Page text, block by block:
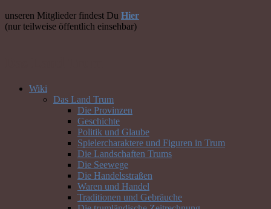
unseren Mitglieder findest Du Hier
(nur teilweise öffentlich einsehbar)
Wiki
Das Land Trum
Die Provinzen
Geschichte
Politik und Glaube
Spielercharaktere und Figuren in Trum
Die Landschaften Trums
Die Seewege
Die Handelsstraßen
Waren und Handel
Traditionen und Gebräuche